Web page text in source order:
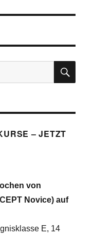
– JETZT
von
Novice) auf
E, 14